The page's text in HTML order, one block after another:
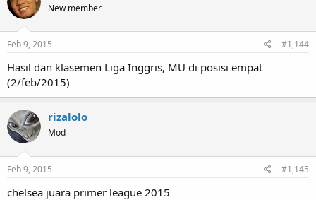
New member
Feb 9, 2015 #1,144
Hasil dan klasemen Liga Inggris, MU di posisi empat
(2/feb/2015)
rizalolo
Mod
Feb 9, 2015 #1,145
chelsea juara primer league 2015